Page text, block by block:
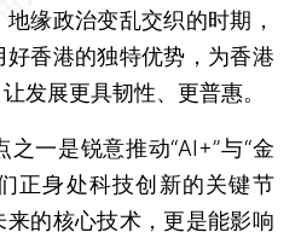
缘政治变乱交织的时期，
香港的独特优势，为香港
发展更具韧性、更普惠。
一是锐意推动“AI+”与“金
正身处科技创新的关键节
的核心技术，更是能影响